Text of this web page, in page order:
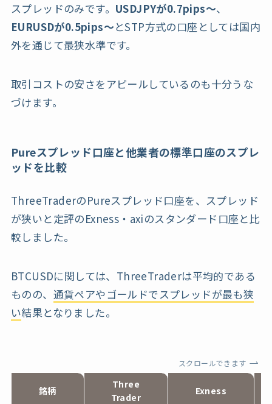
スプレッドのみです。 USDJPYが0.7pips〜、
EURUSDが0.5pips〜とSTP方式の口座としては国内
外を通じて最狭水準です。
取引コストの安さをアピールしているのも十分うな
づけます。
Pureスプレッド口座と他業者の標準口座のスプレ
ッドを比較
ThreeTraderのPureスプレッド口座を、スプレッド
が狭いと定評のExness・axiのスタンダード口座と比
較しました。
BTCUSDに関しては、ThreeTraderは平均的である
ものの、 通貨ペアやゴールドでスプレッドが最も狭
い結果となりました。
スクロールできます
銘柄
Three
Trader
Exness